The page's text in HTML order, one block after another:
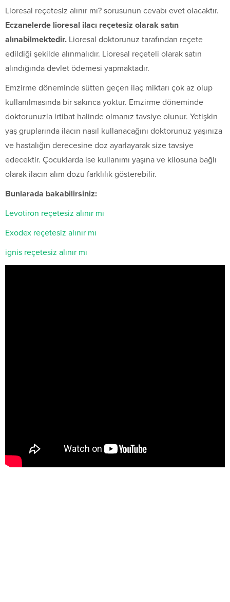
Lioresal reçetesiz alınır mı? sorusunun cevabı evet olacaktır.
Eczanelerde lioresal ilacı reçetesiz olarak satın
alınabilmektedir. Lioresal doktorunuz tarafından reçete
edildiği şekilde alınmalıdır. Lioresal reçeteli olarak satın
alındığında devlet ödemesi yapmaktadır.
Emzirme döneminde sütten geçen ilaç miktarı çok az olup
kullanılmasında bir sakınca yoktur. Emzirme döneminde
doktorunuzla irtibat halinde olmanız tavsiye olunur. Yetişkin
yaş gruplarında ilacın nasıl kullanacağını doktorunuz yaşınıza
ve hastalığın derecesine doz ayarlayarak size tavsiye
edecektir. Çocuklarda ise kullanımı yaşına ve kilosuna bağlı
olarak ilacın alım dozu farklılık gösterebilir.
Bunlarada bakabilirsiniz:
Levotiron reçetesiz alınır mı
Exodex reçetesiz alınır mı
ignis reçetesiz alınır mı